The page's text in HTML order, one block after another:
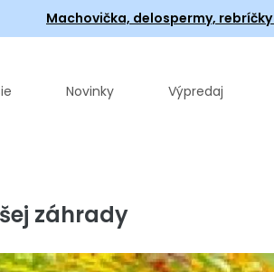
Machovička, delospermy, rebríčky
Novinky Výpredaj
záhrady